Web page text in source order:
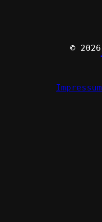
© 2026
Impressum